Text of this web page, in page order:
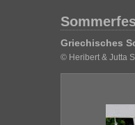
Griechisches
© Heribert & Jutta